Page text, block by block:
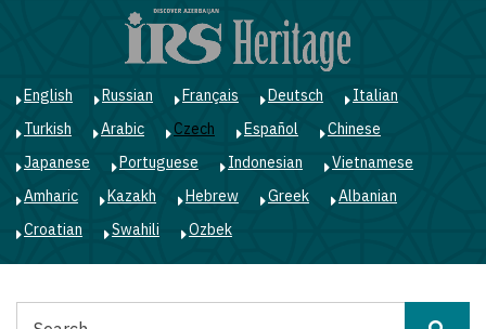
English Russian Français Deutsch
Italian
Turkish
Arabic Czech Español
Chinese
Japanese
Portuguese Indonesian
Vietnamese
Amharic
Kazakh Hebrew Greek
Albanian
Croatian
Swahili Ozbek